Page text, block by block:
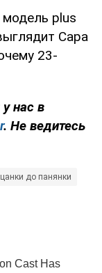
модель plus
Сара
23-
нас в
. Не ведитесь
до панянки